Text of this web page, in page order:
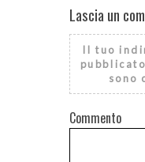
IL DRAGO E
SETTEMBRE-
COLLEGNO
Lascia un
Il tuo
sono
Commento